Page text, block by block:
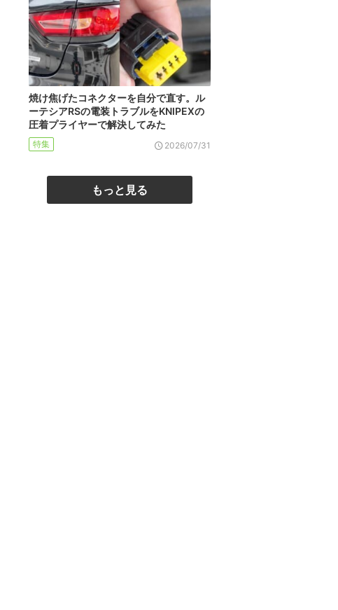
焼け焦げたコネクターを自分で直す。ル
ーテシアRSの電装トラブルをKNIPEXの
圧着プライヤーで解決してみた
特集 2026/07/31
もっと見る